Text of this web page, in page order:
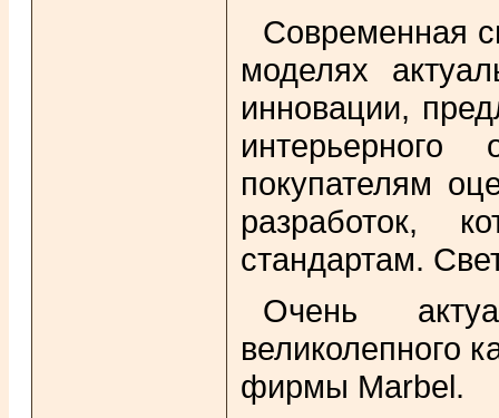
Современная
моделях
инновации,
покупателям
разработок,
стандартам.
Очень
великолепного
фирмы Marbel.